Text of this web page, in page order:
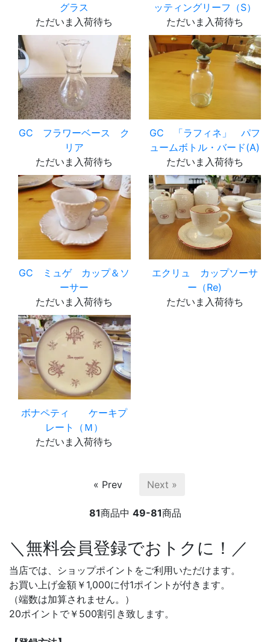
グラス
ただいま入荷待ち
ッティングリーフ（S）
ただいま入荷待ち
GC フラワーベース ク
リア
ただいま入荷待ち
GC 「ラフィネ」 パフ
ュームボトル・バード(A)
ただいま入荷待ち
GC ミュゲ カップ＆ソ
ーサー
ただいま入荷待ち
エクリュ カップソーサ
ー（Re)
ただいま入荷待ち
ボナペティ ケーキプ
レート（Ｍ）
ただいま入荷待ち
« Prev Next »
81商品中 49-81商品
＼無料会員登録でおトクに！／
当店では、ショップポイントをご利用いただけます。
お買い上げ金額￥1,000に付1ポイントが付きます。
（端数は加算されません。）
20ポイントで￥500割引き致します。